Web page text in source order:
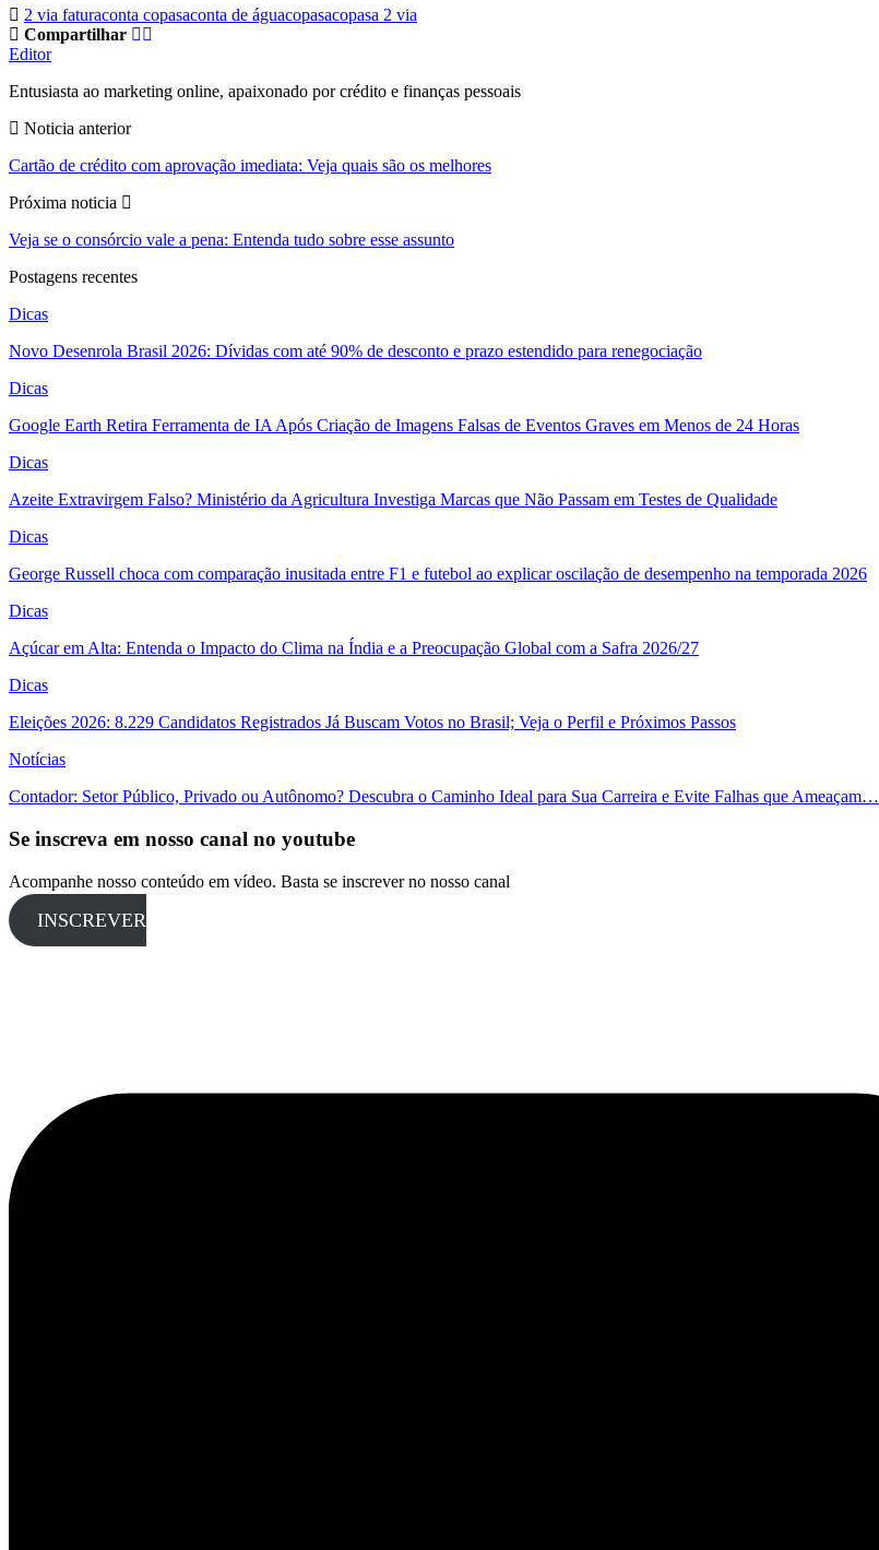
2 via faturaconta copasaconta de águacopasacopasa 2 via
Compartilhar
Editor
Entusiasta ao marketing online, apaixonado por crédito e finanças pessoais
Noticia anterior
Cartão de crédito com aprovação imediata: Veja quais são os melhores
Próxima noticia
Veja se o consórcio vale a pena: Entenda tudo sobre esse assunto
Postagens recentes
Dicas
Novo Desenrola Brasil 2026: Dívidas com até 90% de desconto e prazo estendido para renegociação
Dicas
Google Earth Retira Ferramenta de IA Após Criação de Imagens Falsas de Eventos Graves em Menos de 24 Horas
Dicas
Azeite Extravirgem Falso? Ministério da Agricultura Investiga Marcas que Não Passam em Testes de Qualidade
Dicas
George Russell choca com comparação inusitada entre F1 e futebol ao explicar oscilação de desempenho na temporada 2026
Dicas
Açúcar em Alta: Entenda o Impacto do Clima na Índia e a Preocupação Global com a Safra 2026/27
Dicas
Eleições 2026: 8.229 Candidatos Registrados Já Buscam Votos no Brasil; Veja o Perfil e Próximos Passos
Notícias
Contador: Setor Público, Privado ou Autônomo? Descubra o Caminho Ideal para Sua Carreira e Evite Falhas que Ameaçam…
Se inscreva em nosso canal no youtube
Acompanhe nosso conteúdo em vídeo. Basta se inscrever no nosso canal
INSCREVER